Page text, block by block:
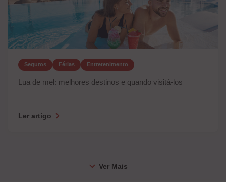
Seguros Férias Entretenimento
Lua de mel: melhores destinos e quando visitá-los
Ler artigo